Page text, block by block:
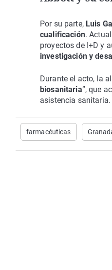
Por su parte, Luis
cualificación.
proyectos de I+D y
investigación y
Durante el acto, la
biosanitaria”, que
asistencia sanitaria.
farmacéuticas